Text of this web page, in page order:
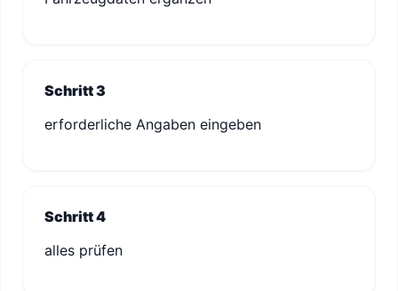
Schritt 3
erforderliche Angaben eingeben
Schritt 4
alles prüfen